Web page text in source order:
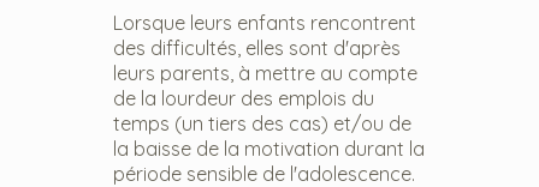
Lorsque leurs enfants rencontrent
des difficultés, elles sont d'après
leurs parents, à mettre au compte
de la lourdeur des emplois du
temps (un tiers des cas) et/ou de
la baisse de la motivation durant la
période sensible de l'adolescence.